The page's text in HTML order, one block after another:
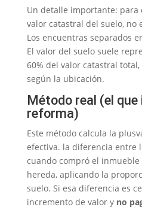
Un detalle importante: para
valor catastral del suelo, no
Los encuentras separados
El valor del suelo suele
60% del valor catastral
según la ubicación.
Método real (el
reforma)
Este método calcula la
efectiva. la diferencia entre
cuando compró el
hereda, aplicando la
suelo. Si esa diferencia es
incremento de valor y no